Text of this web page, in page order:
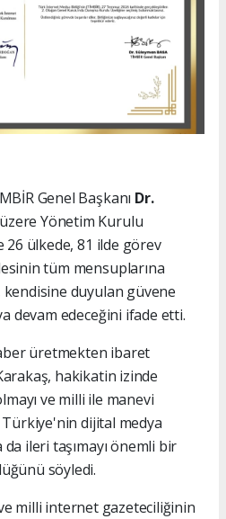
Genel Başkanı Dr.
Yönetim Kurulu
ülkede, 81 ilde görev
tüm mensuplarına
duyulan güvene
devam edeceğini ifade etti.
üretmekten ibaret
hakikatin izinde
ve milli ile manevi
dijital medya
ileri taşımayı önemli bir
söyledi.
milli internet gazeteciliğinin